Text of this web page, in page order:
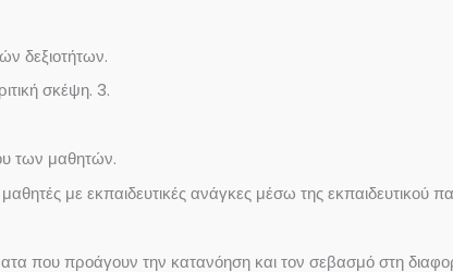
δεξιοτήτων.
σκέψη. 3.
των μαθητών.
με εκπαιδευτικές ανάγκες μέσω της εκπαιδευτικού
που προάγουν την κατανόηση και τον σεβασμό στη